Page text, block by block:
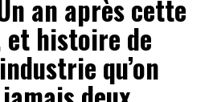
an après cette
histoire de
qu’on